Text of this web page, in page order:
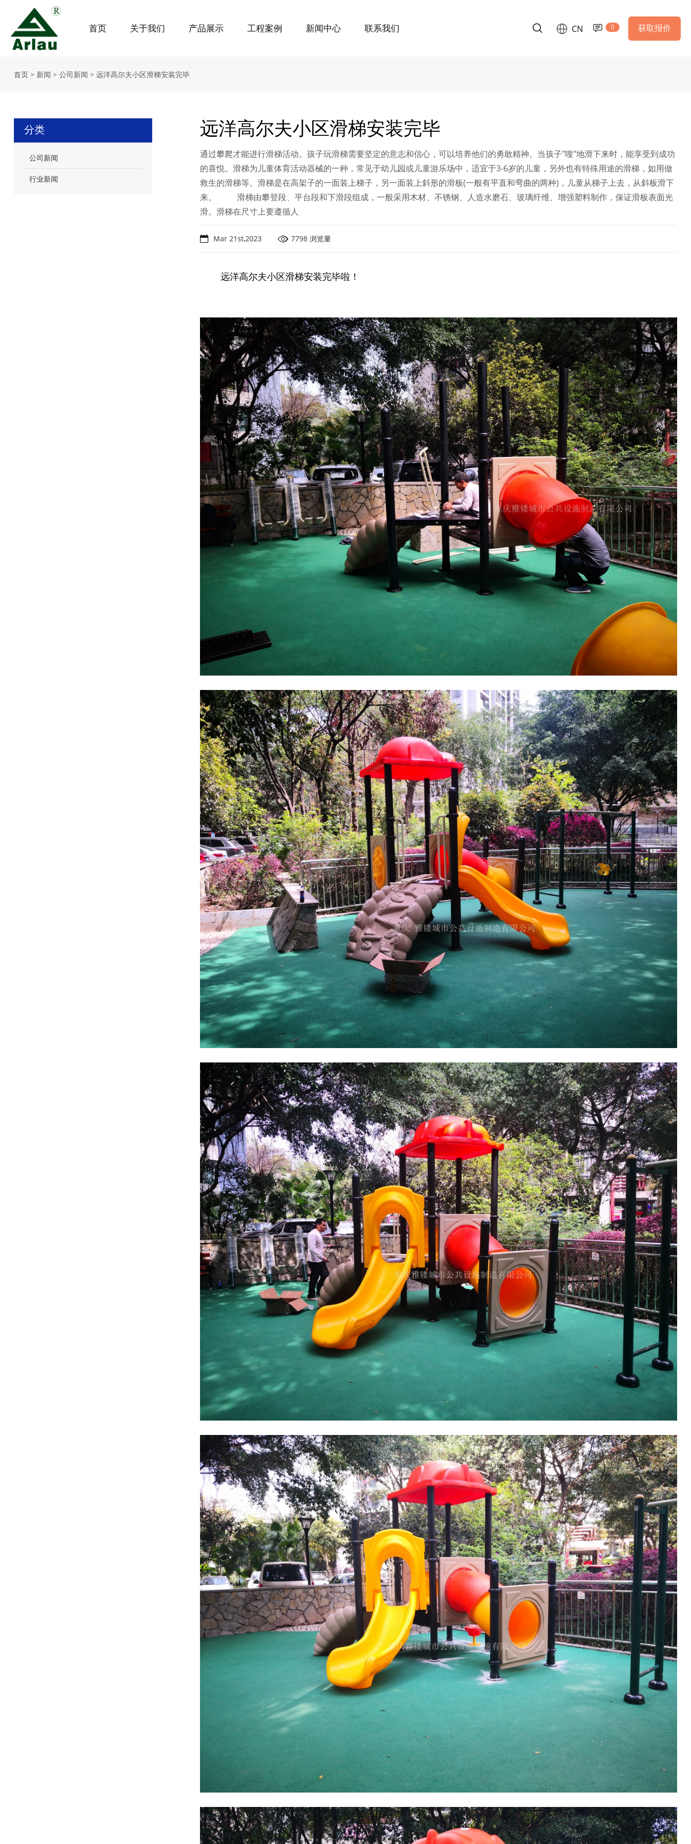
首页 关于我们 产品展示 工程案例 新闻中心 联系我们 CN 0 获取报价
首页> 新闻 > 公司新闻 > 远洋高尔夫小区滑梯安装完毕
分类
公司新闻
行业新闻
远洋高尔夫小区滑梯安装完毕
通过攀爬才能进行滑梯活动。孩子玩滑梯需要坚定的意志和信心，可以培养他们的勇敢精神。当孩子"嗖"地滑下来时，能享受到成功
的喜悦。滑梯为儿童体育活动器械的一种，常见于幼儿园或儿童游乐场中，适宜于3-6岁的儿童，另外也有特殊用途的滑梯，如用做
救生的滑梯等。滑梯是在高架子的一面装上梯子，另一面装上斜形的滑板(一般有平直和弯曲的两种)，儿童从梯子上去，从斜板滑下
来。 滑梯由攀登段、平台段和下滑段组成，一般采用木材、不锈钢、人造水磨石、玻璃纤维、增强塑料制作，保证滑板表面光
滑。滑梯在尺寸上要遵循人
Mar 21st,2023 7798 浏览量
远洋高尔夫小区滑梯安装完毕啦！